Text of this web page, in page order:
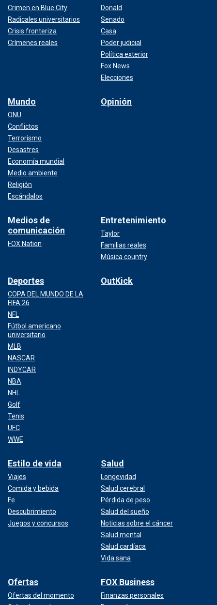
Crimen en Blue City
Radicales universitarios
Crisis fronteriza
Crímenes reales
Donald
Senado
Casa
Poder judicial
Política exterior
Fox News
Elecciones
Mundo
ONU
Conflictos
Terrorismo
Desastres
Economía mundial
Medio ambiente
Religión
Escándalos
Opinión
Medios de
comunicación
FOX Nation
Entretenimiento
Taylor
Familias reales
Música country
Deportes
COPA DEL MUNDO DE LA
FIFA 26
NFL
Fútbol americano
universitario
MLB
NASCAR
INDYCAR
NBA
NHL
Golf
Tenis
UFC
WWE
OutKick
Estilo de vida
Viajes
Comida y bebida
Fe
Descubrimiento
Juegos y concursos
Salud
Longevidad
Salud cerebral
Pérdida de peso
Salud del sueño
Noticias sobre el cáncer
Salud mental
Salud cardíaca
Vida sana
Ofertas
Ofertas del momento
FOX Business
Finanzas personales